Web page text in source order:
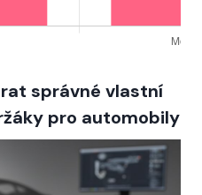
správné vlastní
pro automobily